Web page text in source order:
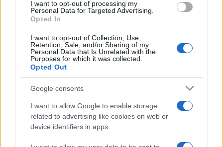
I want to opt-out of processing my
Personal Data for Targeted Advertising.
Opted In
I want to opt-out of Collection, Use,
Retention, Sale, and/or Sharing of my
Personal Data that Is Unrelated with the
Purposes for which it was collected.
Opted Out
Google consents
I want to allow Google to enable storage
related to advertising like cookies on web or
device identifiers in apps.
για τη μεγάλη νίκη του
Ο Μπενιαμίν Νετανιάχου συνεχάρη
τον Ντόναλντ Τραμπ για την «απίστευτη
διάσωση ενός γενναίου Αμερικανού
πιλότου από τους ατρόμητους
πολεμιστές της Αμερικής» στο Ιράν.
«Αυτό αποδεικνύει ότι όταν οι
ελεύθερες κοινωνίες επιστρατεύουν
το θάρρος και την αποφασιστικότητά
τους, μπορούν να αντιμετωπίσουν